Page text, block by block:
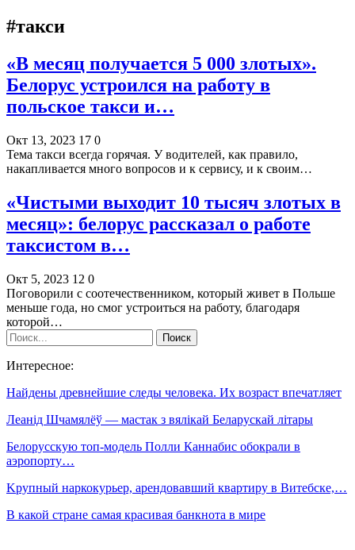
#такси
«В месяц получается 5 000 злотых».
Белорус устроился на работу в
польское такси и…
Окт 13, 2023 17 0
Тема такси всегда горячая. У водителей, как правило,
накапливается много вопросов и к сервису, и к своим…
«Чистыми выходит 10 тысяч злотых в
месяц»: белорус рассказал о работе
таксистом в…
Окт 5, 2023 12 0
Поговорили с соотечественником, который живет в Польше
меньше года, но смог устроиться на работу, благодаря
которой…
Интересное:
Найдены древнейшие следы человека. Их возраст впечатляет
Леанід Шчамялёў — мастак з вялікай Беларускай літары
Белорусскую топ-модель Полли Каннабис обокрали в
аэропорту…
Kрупный наркокурьер, арендовавший квартиру в Витебске,…
В какой стране самая красивая банкнота в мире